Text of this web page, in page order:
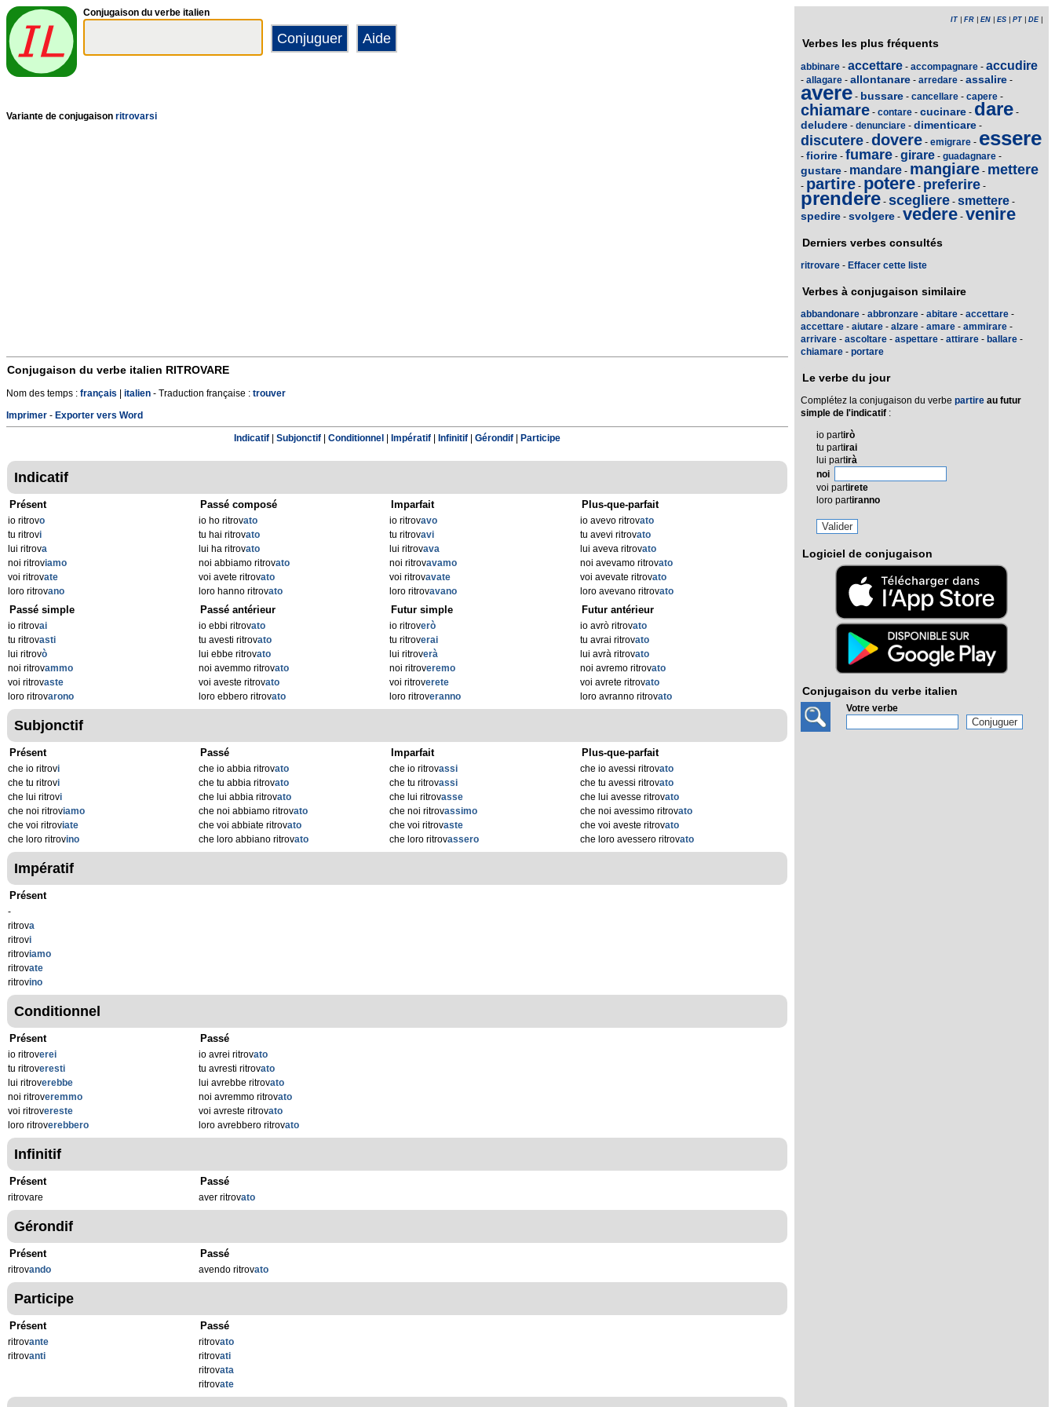
Conjugaison du verbe italien
Variante de conjugaison ritrovarsi
Conjugaison du verbe italien RITROVARE
Nom des temps : français italien - Traduction française : trouver
Imprimer - Exporter vers Word
Indicatif Subjonctif Conditionnel Impératif Infinitif Gérondif Participe
Indicatif
Présent
io ritrovo
tu ritrovi
lui ritrova
noi ritroviamo
voi ritrovate
loro ritrovano
Passé composé
io ho ritrovato
tu hai ritrovato
lui ha ritrovato
noi abbiamo ritrovato
voi avete ritrovato
loro hanno ritrovato
Imparfait
io ritrovavo
tu ritrovavi
lui ritrovava
noi ritrovavamo
voi ritrovavate
loro ritrovavano
Plus-que-parfait
io avevo ritrovato
tu avevi ritrovato
lui aveva ritrovato
noi avevamo ritrovato
voi avevate ritrovato
loro avevano ritrovato
Passé simple
io ritrovai
tu ritrovasti
lui ritrovò
noi ritrovammo
voi ritrovaste
loro ritrovarono
Passé antérieur
io ebbi ritrovato
tu avesti ritrovato
lui ebbe ritrovato
noi avemmo ritrovato
voi aveste ritrovato
loro ebbero ritrovato
Futur simple
io ritroverò
tu ritroverai
lui ritroverà
noi ritroveremo
voi ritroverete
loro ritroveranno
Futur antérieur
io avrò ritrovato
tu avrai ritrovato
lui avrà ritrovato
noi avremo ritrovato
voi avrete ritrovato
loro avranno ritrovato
Subjonctif
Présent
che io ritrovi
che tu ritrovi
che lui ritrovi
che noi ritroviamo
che voi ritroviate
che loro ritrovino
Passé
che io abbia ritrovato
che tu abbia ritrovato
che lui abbia ritrovato
che noi abbiamo ritrovato
che voi abbiate ritrovato
che loro abbiano ritrovato
Imparfait
che io ritrovassi
che tu ritrovassi
che lui ritrovasse
che noi ritrovassimo
che voi ritrovaste
che loro ritrovassero
Plus-que-parfait
che io avessi ritrovato
che tu avessi ritrovato
che lui avesse ritrovato
che noi avessimo ritrovato
che voi aveste ritrovato
che loro avessero ritrovato
Impératif
Présent
-
ritrova
ritrovi
ritroviamo
ritrovate
ritrovino
Conditionnel
Présent
io ritroverei
tu ritroveresti
lui ritroverebbe
noi ritroveremmo
voi ritrovereste
loro ritroverebbero
Passé
io avrei ritrovato
tu avresti ritrovato
lui avrebbe ritrovato
noi avremmo ritrovato
voi avreste ritrovato
loro avrebbero ritrovato
Infinitif
Présent
ritrovare
Passé
aver ritrovato
Gérondif
Présent
ritrovando
Passé
avendo ritrovato
Participe
Présent
ritrovante
ritrovanti
Passé
ritrovato
ritrovati
ritrovata
ritrovate
IT FR EN ES PT DE|
Verbes les plus fréquents
abbinare - accettare - accompagnare - accudire
- allagare - allontanare - arredare - assalire -
avere - bussare - cancellare - capere -
chiamare - contare - cucinare - dare -
deludere - denunciare - dimenticare -
discutere - dovere - emigrare - essere
- fiorire - fumare - girare - guadagnare -
gustare - mandare - mangiare - mettere
- partire - potere - preferire -
prendere - scegliere - smettere -
spedire - svolgere - vedere - venire
Derniers verbes consultés
ritrovare - Effacer cette liste
Verbes à conjugaison similaire
abbandonare - abbronzare - abitare - accettare -
accettare - aiutare - alzare - amare - ammirare -
arrivare - ascoltare - aspettare - attirare - ballare -
chiamare - portare
Le verbe du jour
Complétez la conjugaison du verbe partire au futur
simple de l'indicatif :
io partirò
tu partirai
lui partirà
noi
voi partirete
loro partiranno
Logiciel de conjugaison
Conjugaison du verbe italien
Votre verbe